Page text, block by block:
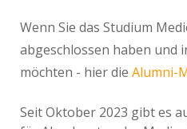
Wenn Sie das Studium
abgeschlossen haben und
möchten - hier die Alumni-
Seit Oktober 2023 gibt es